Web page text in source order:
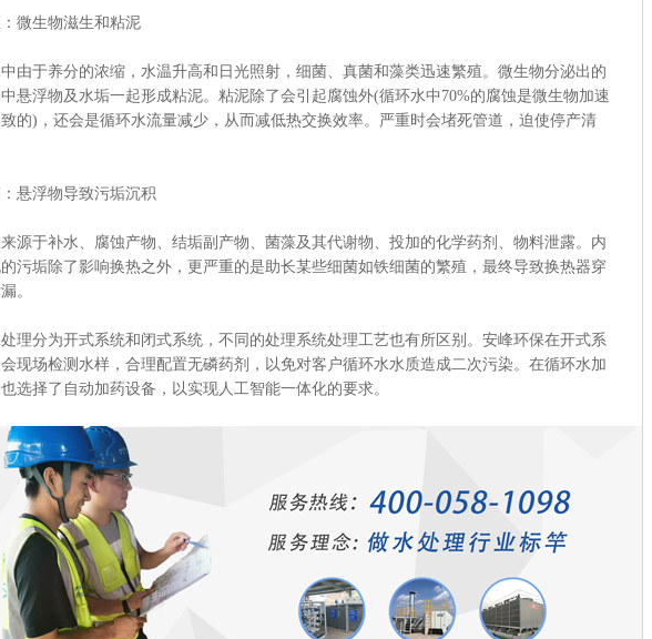
生物滋生和粘泥
于养分的浓缩，水温升高和日光照射，细菌、真菌和藻类迅速繁殖。微生物分泌出的
悬浮物及水垢一起形成粘泥。粘泥除了会引起腐蚀外(循环水中70%的腐蚀是微生物加速
的)，还会是循环水流量减少，从而减低热交换效率。严重时会堵死管道，迫使停产清
浮物导致污垢沉积
于补水、腐蚀产物、结垢副产物、菌藻及其代谢物、投加的化学药剂、物料泄露。内
污垢除了影响换热之外，更严重的是助长某些细菌如铁细菌的繁殖，最终导致换热器穿
。
分为开式系统和闭式系统，不同的处理系统处理工艺也有所区别。安峰环保在开式系
现场检测水样，合理配置无磷药剂，以免对客户循环水水质造成二次污染。在循环水加
选择了自动加药设备，以实现人工智能一体化的要求。